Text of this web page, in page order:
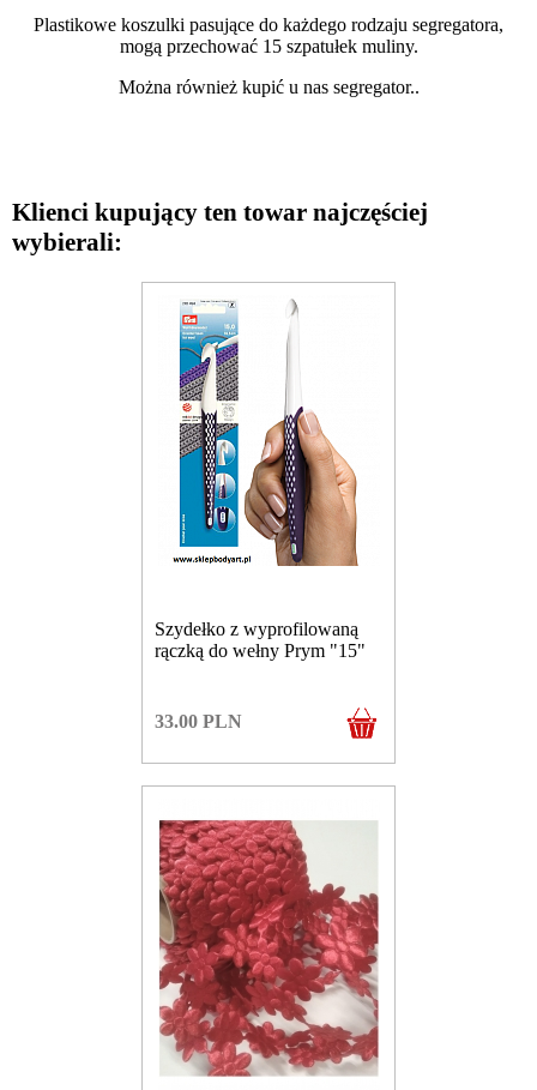
Plastikowe koszulki pasujące do każdego rodzaju segregatora,
mogą przechować 15 szpatułek muliny.
Można również kupić u nas segregator..
Klienci kupujący ten towar najczęściej
wybierali:
Szydełko z wyprofilowaną
rączką do wełny Prym "15"
33.00 PLN